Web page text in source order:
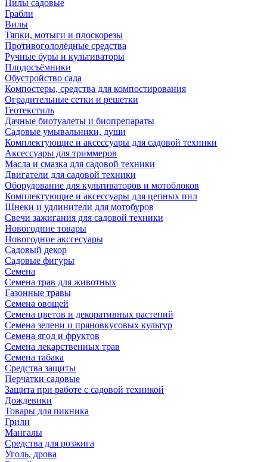
Пилы садовые
Грабли
Вилы
Тяпки, мотыги и плоскорезы
Противогололёдные средства
Ручные буры и культиваторы
Плодосъёмники
Обустройство сада
Компостеры, средства для компостирования
Оградительные сетки и решетки
Геотекстиль
Дачные биотуалеты и биопрепараты
Садовые умывальники, души
Комплектующие и аксессуары для садовой техники
Аксессуары для триммеров
Масла и смазка для садовой техники
Двигатели для садовой техники
Оборудование для культиваторов и мотоблоков
Комплектующие и аксессуары для цепных пил
Шнеки и удлинители для мотобуров
Свечи зажигания для садовой техники
Новогодние товары
Новогодние акссесуары
Садовый декор
Садовые фигуры
Семена
Семена трав для животных
Газонные травы
Семена овощей
Семена цветов и декоративных растений
Семена зелени и пряновкусовых культур
Семена ягод и фруктов
Семена лекарственных трав
Семена табака
Средства защиты
Перчатки садовые
Защита при работе с садовой техникой
Дождевики
Товары для пикника
Грили
Мангалы
Средства для розжига
Уголь, дрова